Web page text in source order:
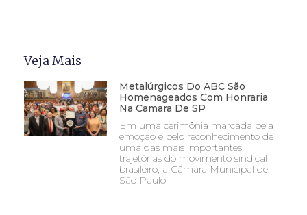
Veja Mais
Metalúrgicos Do ABC São
Homenageados Com Honraria
Na Camara De SP
Em uma cerimônia marcada pela
emoção e pelo reconhecimento de
uma das mais importantes
trajetórias do movimento sindical
brasileiro, a Câmara Municipal de
São Paulo